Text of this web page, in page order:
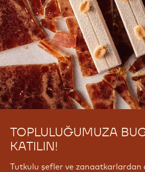
TOPLULUĞUMUZA
KATILIN!
Tutkulu şefler ve zanaatkarlardan